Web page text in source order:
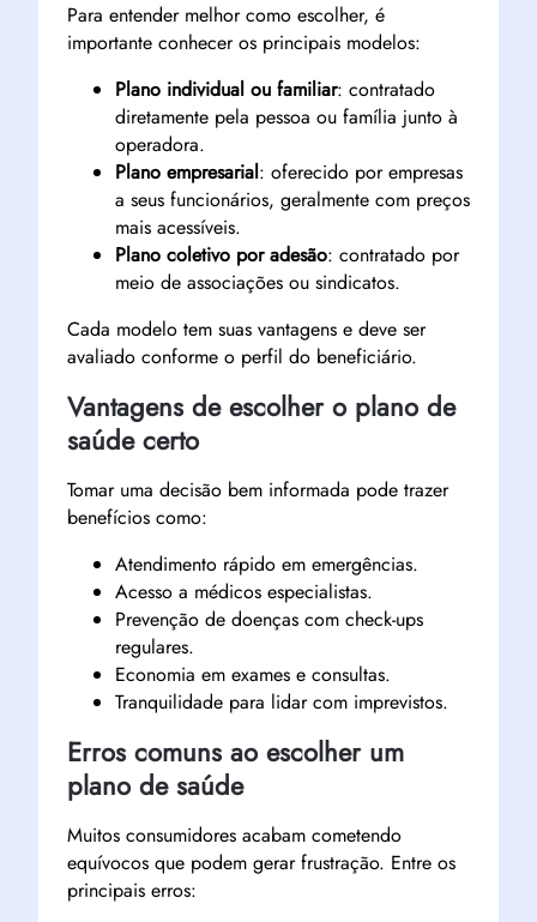
Para entender melhor como escolher, é
importante conhecer os principais modelos:
Plano individual ou familiar: contratado
diretamente pela pessoa ou família junto à
operadora.
Plano empresarial: oferecido por empresas
a seus funcionários, geralmente com preços
mais acessíveis.
Plano coletivo por adesão: contratado por
meio de associações ou sindicatos.
Cada modelo tem suas vantagens e deve ser
avaliado conforme o perfil do beneficiário.
Vantagens de escolher o plano de
saúde certo
Tomar uma decisão bem informada pode trazer
benefícios como:
Atendimento rápido em emergências.
Acesso a médicos especialistas.
Prevenção de doenças com check-ups
regulares.
Economia em exames e consultas.
Tranquilidade para lidar com imprevistos.
Erros comuns ao escolher um
plano de saúde
Muitos consumidores acabam cometendo
equívocos que podem gerar frustração. Entre os
principais erros: